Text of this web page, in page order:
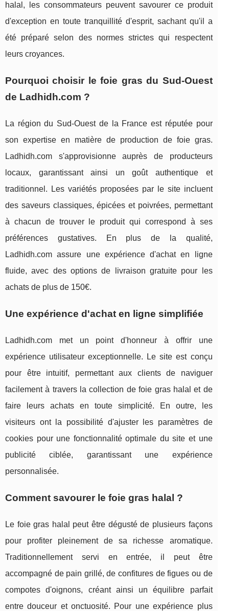
halal, les consommateurs peuvent savourer ce produit
d'exception en toute tranquillité d'esprit, sachant qu'il a
été préparé selon des normes strictes qui respectent
leurs croyances.
Pourquoi choisir le foie gras du Sud-Ouest
de Ladhidh.com ?
La région du Sud-Ouest de la France est réputée pour
son expertise en matière de production de foie gras.
Ladhidh.com s'approvisionne auprès de producteurs
locaux, garantissant ainsi un goût authentique et
traditionnel. Les variétés proposées par le site incluent
des saveurs classiques, épicées et poivrées, permettant
à chacun de trouver le produit qui correspond à ses
préférences gustatives. En plus de la qualité,
Ladhidh.com assure une expérience d'achat en ligne
fluide, avec des options de livraison gratuite pour les
achats de plus de 150€.
Une expérience d'achat en ligne simplifiée
Ladhidh.com met un point d'honneur à offrir une
expérience utilisateur exceptionnelle. Le site est conçu
pour être intuitif, permettant aux clients de naviguer
facilement à travers la collection de foie gras halal et de
faire leurs achats en toute simplicité. En outre, les
visiteurs ont la possibilité d'ajuster les paramètres de
cookies pour une fonctionnalité optimale du site et une
publicité ciblée, garantissant une expérience
personnalisée.
Comment savourer le foie gras halal ?
Le foie gras halal peut être dégusté de plusieurs façons
pour profiter pleinement de sa richesse aromatique.
Traditionnellement servi en entrée, il peut être
accompagné de pain grillé, de confitures de figues ou de
compotes d'oignons, créant ainsi un équilibre parfait
entre douceur et onctuosité. Pour une expérience plus